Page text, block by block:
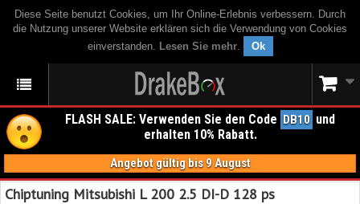
Diese Seite benutzt Cookies, um Ihr Online-Erlebnis verbessern. Durch
die Nutzung unserer Website erklären sich die Verwendung von Cookies
einverstanden. Lesen Sie mehr. Ok
FLASH SALE: Verwenden Sie den Code DB10 und
erhalten 10% Rabatt.
Angebot gültig bis 9 August
Chiptuning Mitsubishi L 200 2.5 DI-D 128 ps